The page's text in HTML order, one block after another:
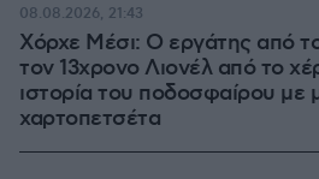
Χόρχε Μέσι: Ο εργάτης από
τον 13χρονο Λιονέλ από το
ιστορία του ποδοσφαίρου με
χαρτοπετσέτα
08.08.2026, 21:43